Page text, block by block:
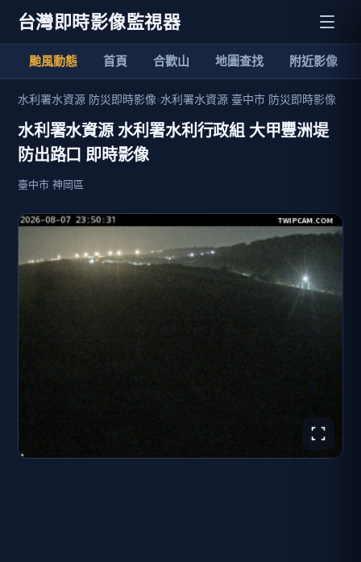
台灣即時影像監視器
颱風動態 首頁 合歡山 地圖查找 附近影像
水利署水資源 防災即時影像›水利署水資源 臺中市 防災即時影像
水利署水資源 水利署水利行政組 大甲豐洲堤
防出路口 即時影像
臺中市 神岡區